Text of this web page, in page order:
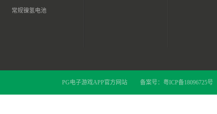
常规镍氢电池
PG电子游戏APP官方网站 备案号： 粤ICP备18096725号